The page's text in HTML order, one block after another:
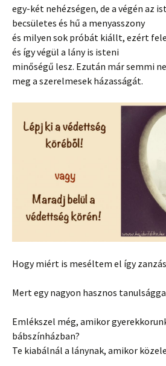
egy-két nehézségen, de a végén az
becsületes és hű a menyasszony
és milyen sok próbát kiállt, ezért
és így végül a lány is isteni
minőségű lesz. Ezután már semmi
meg a szerelmesek házasságát.
Hogy miért is meséltem el így
Mert egy nagyon hasznos
Emlékszel még, amikor
bábszínházban?
Te kiabálnál a lánynak, amikor